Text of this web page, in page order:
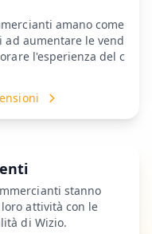
amano come
ad aumentare le vend
l'esperienza del c
stanno
attività con le
di Wizio.